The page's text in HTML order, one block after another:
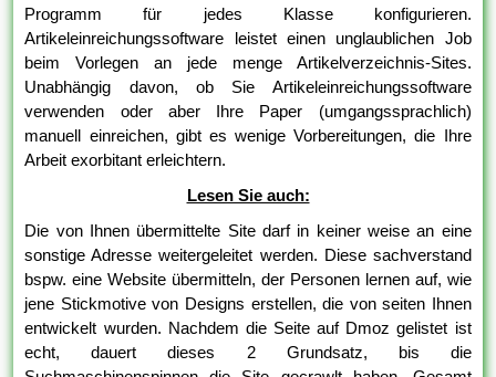
Programm für jedes Klasse konfigurieren.
Artikeleinreichungssoftware leistet einen unglaublichen Job
beim Vorlegen an jede menge Artikelverzeichnis-Sites.
Unabhängig davon, ob Sie Artikeleinreichungssoftware
verwenden oder aber Ihre Paper (umgangssprachlich)
manuell einreichen, gibt es wenige Vorbereitungen, die Ihre
Arbeit exorbitant erleichtern.
Lesen Sie auch:
Die von Ihnen übermittelte Site darf in keiner weise an eine
sonstige Adresse weitergeleitet werden. Diese sachverstand
bspw. eine Website übermitteln, der Personen lernen auf, wie
jene Stickmotive von Designs erstellen, die von seiten Ihnen
entwickelt wurden. Nachdem die Seite auf Dmoz gelistet ist
echt, dauert dieses 2 Grundsatz, bis die